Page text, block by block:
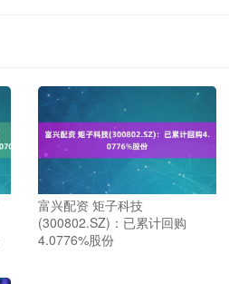
富兴配资 矩子科技
(300802.SZ)：已累计回购
4.0776%股份